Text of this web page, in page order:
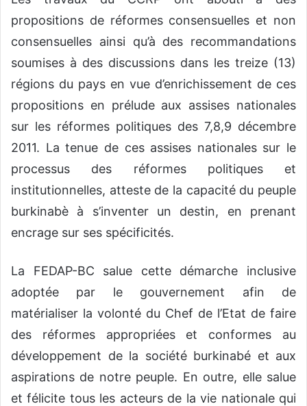
propositions de réformes consensuelles et non
consensuelles ainsi qu’à des recommandations
soumises à des discussions dans les treize (13)
régions du pays en vue d’enrichissement de ces
propositions en prélude aux assises nationales
sur les réformes politiques des 7,8,9 décembre
2011. La tenue de ces assises nationales sur le
processus des réformes politiques et
institutionnelles, atteste de la capacité du peuple
burkinabè à s’inventer un destin, en prenant
encrage sur ses spécificités.
La FEDAP-BC salue cette démarche inclusive
adoptée par le gouvernement afin de
matérialiser la volonté du Chef de l’Etat de faire
des réformes appropriées et conformes au
développement de la société burkinabé et aux
aspirations de notre peuple. En outre, elle salue
et félicite tous les acteurs de la vie nationale qui